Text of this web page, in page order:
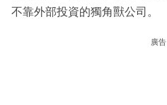
不靠外部投資的獨角獸公司。
廣告